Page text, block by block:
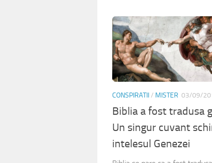
CONSPIRATII/ MISTER 03/09/
Biblia a fost tradusa
Un singur cuvant
intelesul Genezei